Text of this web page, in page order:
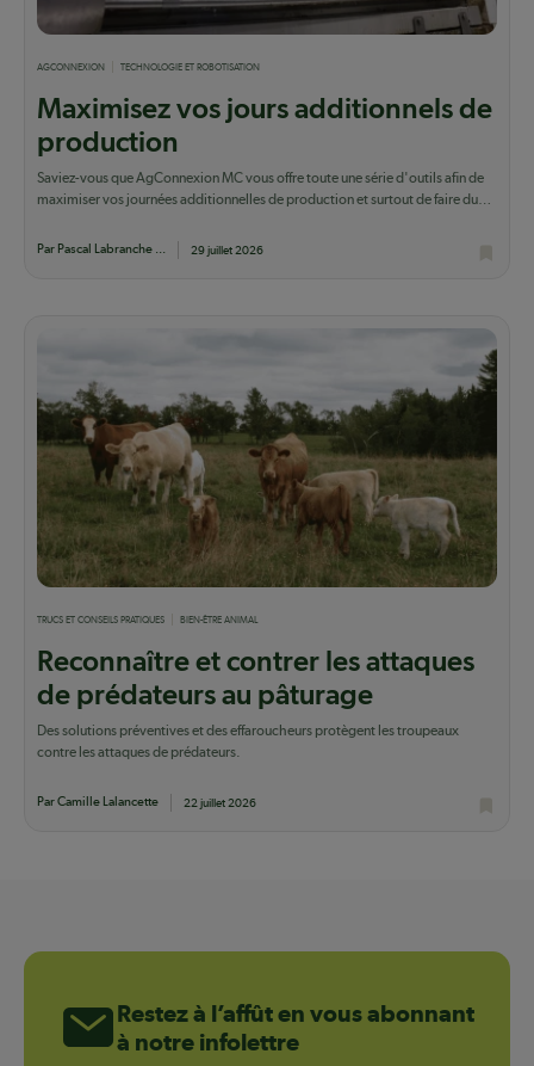
AGCONNEXION TECHNOLOGIE ET ROBOTISATION
Maximisez vos jours additionnels de
production
Saviez-vous que AgConnexion MC vous offre toute une série d'outils afin de
maximiser vos journées additionnelles de production et surtout de faire du
Par Pascal Labranche ... 29 juillet 2026
TRUCS ET CONSEILS PRATIQUES BIEN-ÊTRE ANIMAL
Reconnaître et contrer les attaques
de prédateurs au pâturage
Des solutions préventives et des effaroucheurs protègent les troupeaux
contre les attaques de prédateurs.
Par Camille Lalancette 22 juillet 2026
Restez à l’affût en vous abonnant
à notre infolettre